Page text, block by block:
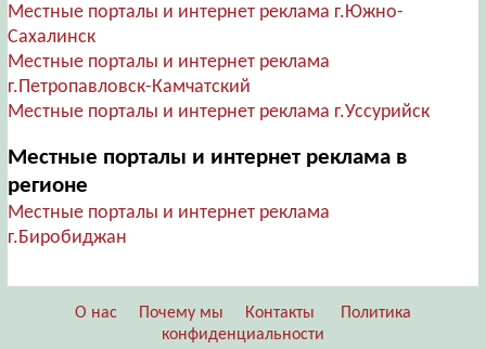
Местные порталы и интернет реклама г.Южно-
Сахалинск
Местные порталы и интернет реклама
г.Петропавловск-Камчатский
Местные порталы и интернет реклама г.Уссурийск
Местные порталы и интернет реклама в
регионе
Местные порталы и интернет реклама
г.Биробиджан
О нас Почему мы Контакты
Политика
конфиденциальности